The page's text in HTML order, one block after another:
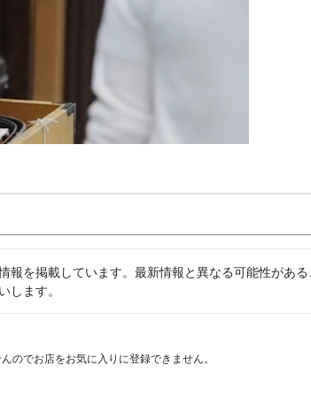
を掲載しています。最新情報と異なる可能性があ
します。
のでお店をお気に入りに登録できません。